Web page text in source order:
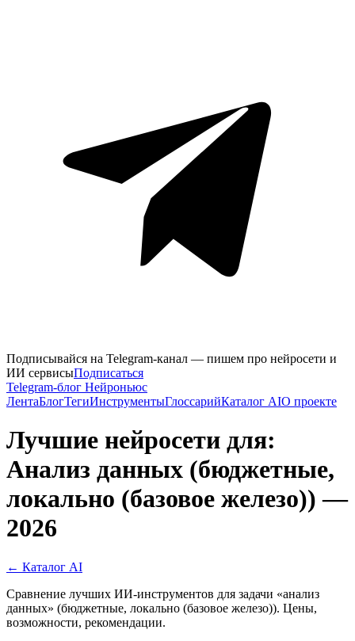
Подписывайся на Telegram-канал — пишем про нейросети и
ИИ сервисыПодписаться
Telegram-блог Нейроньюс
ЛентаБлогТегиИнструментыГлоссарийКаталог AIО проекте
Лучшие нейросети для:
Анализ данных (бюджетные,
локально (базовое железо)) —
2026
← Каталог AI
Сравнение лучших ИИ-инструментов для задачи «анализ
данных» (бюджетные, локально (базовое железо)). Цены,
возможности, рекомендации.